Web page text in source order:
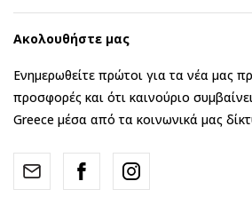
Ακολουθήστε μας
Ενημερωθείτε πρώτοι για τα νέα μας
προσφορές και ότι καινούριο
Greece μέσα από τα κοινωνικά μας